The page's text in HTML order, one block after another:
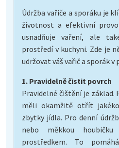
Údržba vařiče a sporáku je
životnost a efektivní
usnadňuje vaření, ale
prostředí v kuchyni. Zde je
udržovat váš vařič a sporák
1. Pravidelně čistit povrch
Pravidelné čištění je základ.
měli okamžitě otřít
zbytky jídla. Pro denní
nebo měkkou
prostředkem. To